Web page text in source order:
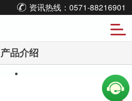
资讯热线：0571-88216901
产品介绍